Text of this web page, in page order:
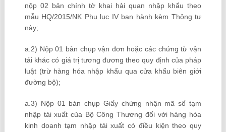
nộp 02 bản chính tờ khai hải quan nhập khẩu theo
mẫu HQ/2015/NK Phụ lục IV ban hành kèm Thông tư
này;
a.2) Nộp 01 bản chụp vận đơn hoặc các chứng từ vận
tải khác có giá trị tương đương theo quy định của pháp
luật (trừ hàng hóa nhập khẩu qua cửa khẩu biên giới
đường bộ);
a.3) Nộp 01 bản chụp Giấy chứng nhận mã số tạm
nhập tái xuất của Bộ Công Thương đối với hàng hóa
kinh doanh tạm nhập tái xuất có điều kiện theo quy